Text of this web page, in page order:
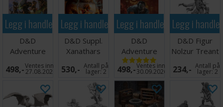
Legg i handlekurven
D&D
Adventure
The
Shattered
498,-Ventes inn
27.08.2026
Legg i handlekurven
D&D Suppl.
Xanathars
Guide to
Everything
530,- Antall på
lager:2
Legg i handlekurven
D&D
Adventure
Tales From
Yawning
Portal
498,-Ventes inn
30.09.2026
Legg i
D&D Figur
Nolzur Treant
234,- Antall på
lager:2